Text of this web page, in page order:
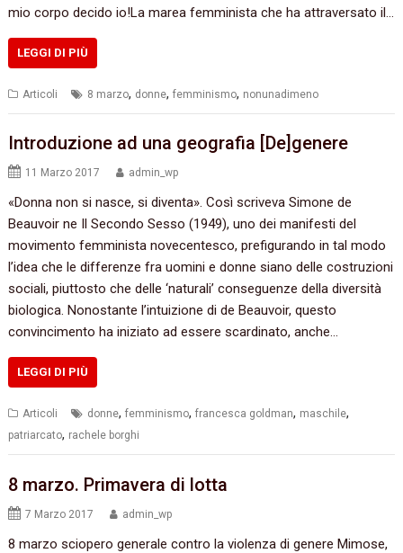
mio corpo decido io!La marea femminista che ha attraversato il…
LEGGI DI PIÙ
Articoli 8 marzo, donne,femminismo, nonunadimeno
Introduzione ad una geografia [De]genere
11 Marzo 2017 admin_wp
«Donna non si nasce, si diventa». Così scriveva Simone de
Beauvoir ne Il Secondo Sesso (1949), uno dei manifesti del
movimento femminista novecentesco, prefigurando in tal modo
l’idea che le differenze fra uomini e donne siano delle costruzioni
sociali, piuttosto che delle ‘naturali’ conseguenze della diversità
biologica. Nonostante l’intuizione di de Beauvoir, questo
convincimento ha iniziato ad essere scardinato, anche…
LEGGI DI PIÙ
Articoli donne,femminismo,francesca goldman, maschile,
patriarcato, rachele borghi
8 marzo. Primavera di lotta
7 Marzo 2017 admin_wp
8 marzo sciopero generale contro la violenza di genere Mimose,